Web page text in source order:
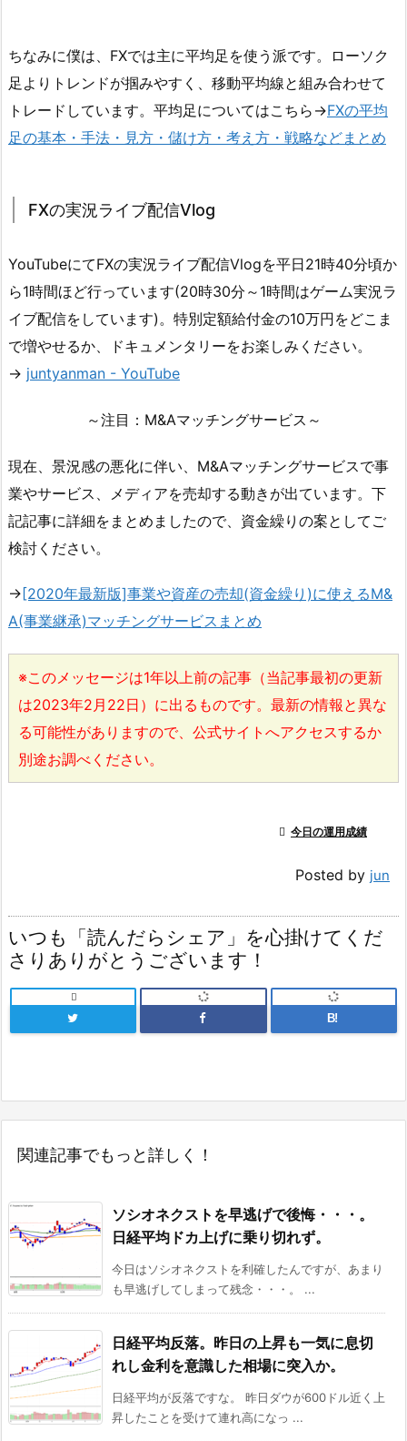
ちなみに僕は、FXでは主に平均足を使う派です。ローソク
足よりトレンドが掴みやすく、移動平均線と組み合わせて
トレードしています。平均足についてはこちら→FXの平均
足の基本・手法・見方・儲け方・考え方・戦略などまとめ
FXの実況ライブ配信Vlog
YouTubeにてFXの実況ライブ配信Vlogを平日21時40分頃か
ら1時間ほど行っています(20時30分～1時間はゲーム実況ラ
イブ配信をしています)。特別定額給付金の10万円をどこま
で増やせるか、ドキュメンタリーをお楽しみください。
→ juntyanman - YouTube
～注目：M&Aマッチングサービス～
現在、景況感の悪化に伴い、M&Aマッチングサービスで事
業やサービス、メディアを売却する動きが出ています。下
記記事に詳細をまとめましたので、資金繰りの案としてご
検討ください。
→ [2020年最新版]事業や資産の売却(資金繰り)に使えるM&
A(事業継承)マッチングサービスまとめ
※このメッセージは1年以上前の記事（当記事最初の更新
は2023年2月22日）に出るものです。最新の情報と異な
る可能性がありますので、公式サイトへアクセスするか
別途お調べください。
 今日の運用成績
Posted by jun
いつも「読んだらシェア」を心掛けてくだ
さりありがとうございます！

B!
関連記事でもっと詳しく！
ソシオネクストを早逃げで後悔・・・。
日経平均ドカ上げに乗り切れず。
今日はソシオネクストを利確したんですが、あまり
も早逃げしてしまって残念・・・。 ...
日経平均反落。昨日の上昇も一気に息切
れし金利を意識した相場に突入か。
日経平均が反落ですな。 昨日ダウが600ドル近く上
昇したことを受けて連れ高になっ ...